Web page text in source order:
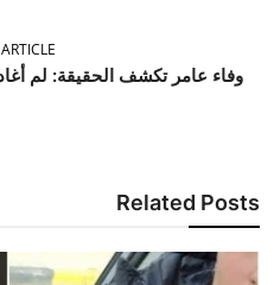
وفاء عامر تكشف الحقيقة: لم
Related Posts